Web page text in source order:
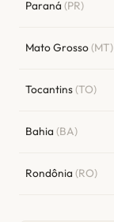
Paraná (PR)
Mato Grosso(MT)
Tocantins(TO)
Bahia (BA)
Rondônia (RO)